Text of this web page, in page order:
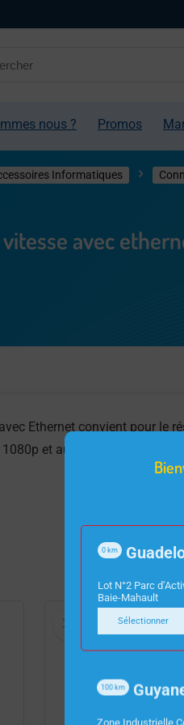
nous ? Promos
Informatiques
avec
Ethernet convient pour le
et au-delà, dont les
0 km
Lot N°2 Parc
Baie-Mahault
Sélectionner
100 km
Zone Industrielle